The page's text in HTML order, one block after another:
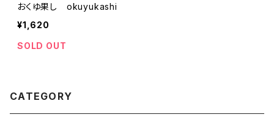
おくゆ果し okuyukashi
¥1,620
SOLD OUT
CATEGORY